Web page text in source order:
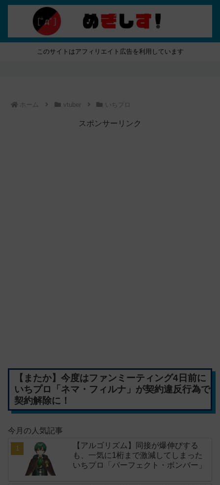
このサイトはアフィリエイト広告を利用しています
ホーム vtuber いちプロ
スポンサーリンク
【またか】今度はファンミーティング4日前に
いちプロ「ネマ・フィルナ」が契約違反行為で
契約解除に！
今月の人気記事
【アルゴリズム】同接が爆伸びする
も、一気に1桁まで激減してしまった
いちプロ「パーフェクト・ボンバー」